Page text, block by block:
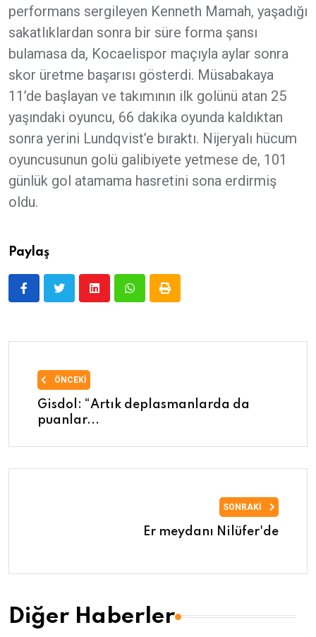
performans sergileyen Kenneth Mamah, yaşadığı
sakatlıklardan sonra bir süre forma şansı
bulamasa da, Kocaelispor maçıyla aylar sonra
skor üretme başarısı gösterdi. Müsabakaya
11’de başlayan ve takımının ilk golünü atan 25
yaşındaki oyuncu, 66 dakika oyunda kaldıktan
sonra yerini Lundqvist’e bıraktı. Nijeryalı hücum
oyuncusunun golü galibiyete yetmese de, 101
günlük gol atamama hasretini sona erdirmiş
oldu.
Paylaş
ÖNCEKI
Gisdol: “Artık deplasmanlarda da
puanlar...
SONRAKI
Er meydanı Nilüfer'de
Diğer Haberler